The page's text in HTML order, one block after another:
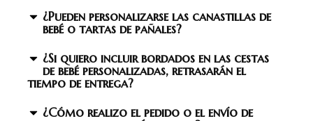
¿Pueden personalizarse las canastillas de
bebé o tartas de pañales?
¿Si quiero incluir bordados en las cestas
de bebé personalizadas, retrasarán el
tiempo de entrega?
¿Cómo realizo el pedido o el envío de